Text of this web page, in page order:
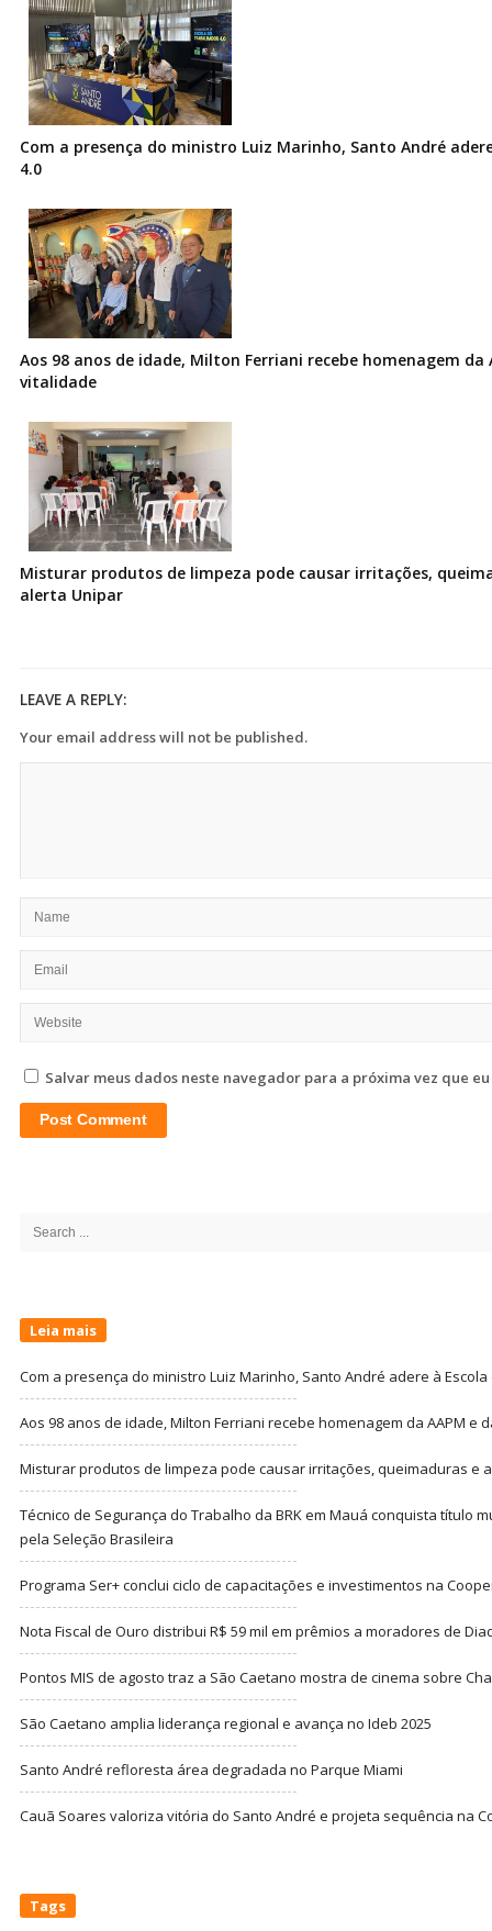
Com a presença do ministro Luiz Marinho, Santo André
4.0
Aos 98 anos de idade, Milton Ferriani recebe homenagem da
vitalidade
Misturar produtos de limpeza pode causar irritações,
alerta Unipar
LEAVE A REPLY:
Your email address will not be published.
Salvar meus dados neste navegador para a próxima vez que
Search
Leia mais
Com a presença do ministro Luiz Marinho, Santo André adere à
Aos 98 anos de idade, Milton Ferriani recebe homenagem da AAPM e
Misturar produtos de limpeza pode causar irritações, queimaduras e
Técnico de Segurança do Trabalho da BRK em Mauá conquista título
pela Seleção Brasileira
Programa Ser+ conclui ciclo de capacitações e investimentos na
Nota Fiscal de Ouro distribui R$ 59 mil em prêmios a moradores de
Pontos MIS de agosto traz a São Caetano mostra de cinema sobre
São Caetano amplia liderança regional e avança no Ideb 2025
Santo André refloresta área degradada no Parque Miami
Cauã Soares valoriza vitória do Santo André e projeta sequência na
Tags